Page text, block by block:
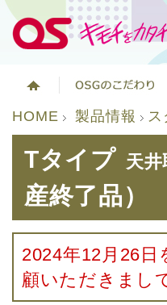
HOME 製品情報
Tタイプ 天
産終了品）
2024年12月26
顧いただきまし